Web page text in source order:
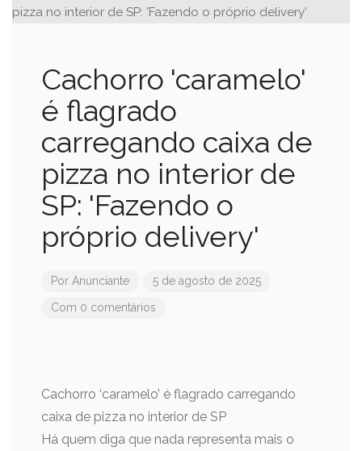
Cachorro 'caramelo'
é flagrado
carregando caixa de
pizza no interior de
SP: 'Fazendo o
próprio delivery'
Por Anunciante 5 de agosto de 2025
Com 0 comentários
Cachorro ‘caramelo’ é flagrado carregando
caixa de pizza no interior de SP
Há quem diga que nada representa mais o